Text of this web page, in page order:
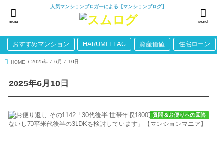
人気マンションブロガーによる【マンションブログ】
search
menu
おすすめマンション HARUMI FLAG 資産価値 住宅ローン
HOME 2025年 6月 10日
2025年6月10日
質問＆お便りへの回答